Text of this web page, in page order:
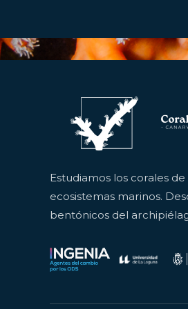
Estudiamos los corales
ecosistemas marinos.
bentónicos del